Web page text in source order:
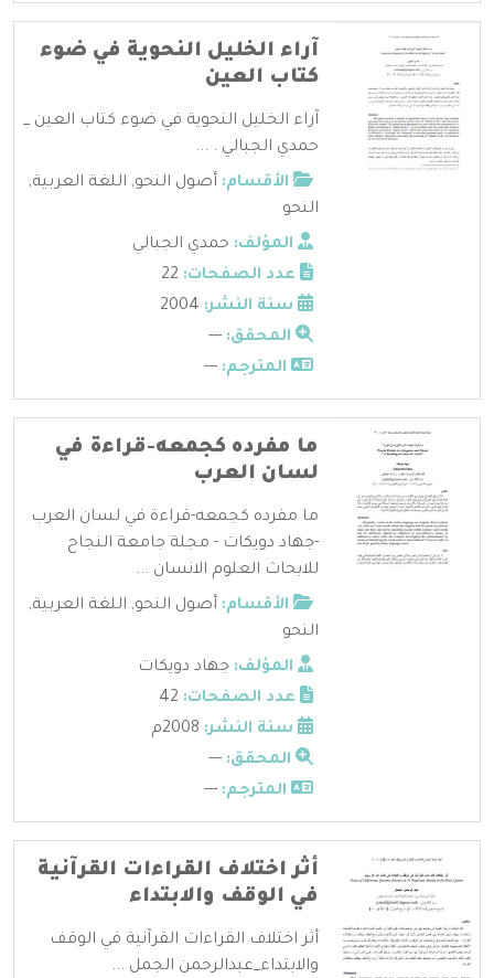
آراء الخليل النحوية في ضوء
كتاب العين
آراء الخليل النحوية في ضوء كتاب العين _
حمدي الجبالي . ...
الأقسام: أصول النحو, اللغة العربية,
النحو
المؤلف: حمدي الجبالي
عدد الصفحات:
سنة النشر:
المحقق: ---
المترجم: ---
ما مفرده كجمعه-قراءة في
لسان العرب
ما مفرده كجمعه-قراءة في لسان العرب
-جهاد دويكات - مجلة جامعة النجاح
للابحاث العلوم الانسان ...
الأقسام: أصول النحو, اللغة العربية,
النحو
المؤلف: جهاد دويكات
عدد الصفحات:
سنة النشر:
المحقق: ---
المترجم: ---
أثر اختلاف القراءات القرآنية
في الوقف والابتداء
أثر اختلاف القراءات القرآنية في الوقف
والابتداء_عبدالرحمن الجمل ...